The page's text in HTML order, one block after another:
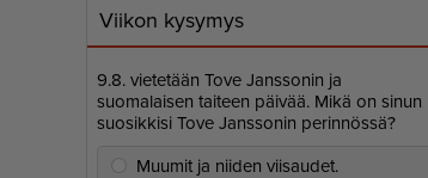
Viikon kysymys
9.8. vietetään Tove Janssonin ja
suomalaisen taiteen päivää. Mikä on sinun
suosikkisi Tove Janssonin perinnössä?
Muumit ja niiden viisaudet.